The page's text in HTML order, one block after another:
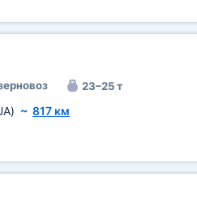
23–25 т
~ 817 км